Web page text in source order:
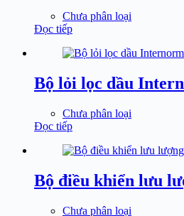
Chưa phân loại
Đọc tiếp
Bộ lỏi lọc dầu
Chưa phân loại
Đọc tiếp
Bộ điều khiển lưu
Chưa phân loại